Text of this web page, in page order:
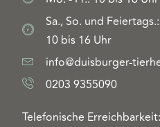
Sa., So. und Feiertags.:
10 bis 16 Uhr
info@duisburger-
0203 9355090
Telefonische Erreichbarkeit: